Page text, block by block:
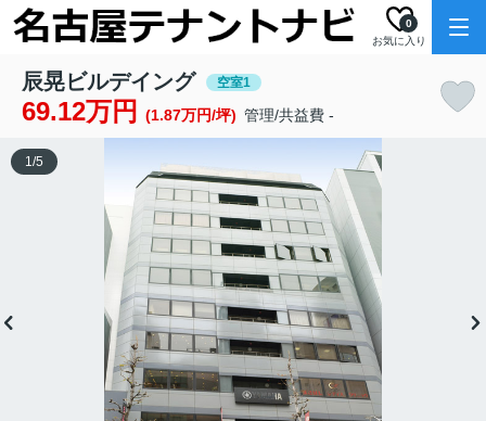
お気に入り
0
辰晃ビルデイング 空室1
69.12万円 (1.87万円/坪) 管理/共益費 -
1/5